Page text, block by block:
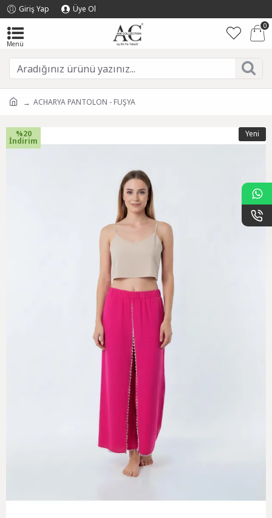
Giriş Yap Üye Ol
0
ACHARYA PANTOLON - FUŞYA
Yeni
%20
İndirim